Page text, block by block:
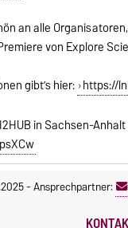
an alle
von Explore
gibt’s hier: https://
in Sachsen-
-Ansprechpartner: